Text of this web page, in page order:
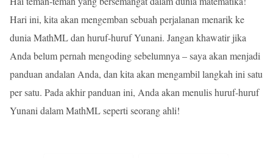
Hari ini, kita akan mengemban sebuah perjalanan menarik ke
dunia MathML dan huruf-huruf Yunani. Jangan khawatir jika
Anda belum pernah mengoding sebelumnya – saya akan menjadi
panduan andalan Anda, dan kita akan mengambil langkah ini satu
per satu. Pada akhir panduan ini, Anda akan menulis huruf-huruf
Yunani dalam MathML seperti seorang ahli!